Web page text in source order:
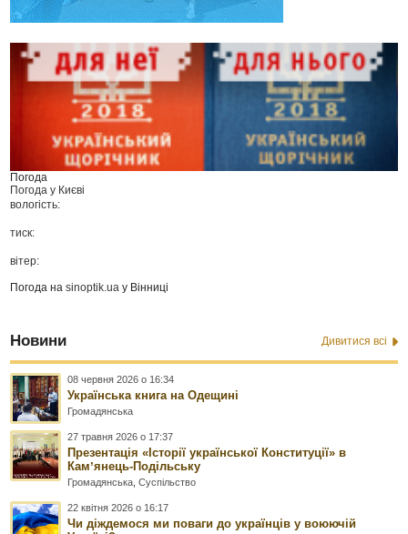
Погода
Погода у Києві
вологість:
тиск:
вітер:
Погода наsinoptik.ua у Вінниці
Новини Дивитися всі
08 червня 2026 о 16:34
Українська книга на Одещині
Громадянська
27 травня 2026 о 17:37
Презентація «Історії української Конституції» в
Камʼянець-Подільську
Громадянська ,Суспільство
22 квітня 2026 о 16:17
Чи діждемося ми поваги до українців у воюючій